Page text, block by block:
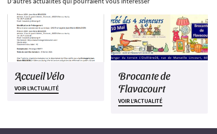
Accueil Vélo
VOIR L'ACTUALITÉ
Brocante de
Flavacourt
VOIR L'ACTUALITÉ